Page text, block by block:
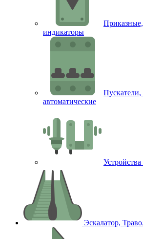
индикаторы
автоматические
Устройства
Эскалатор,